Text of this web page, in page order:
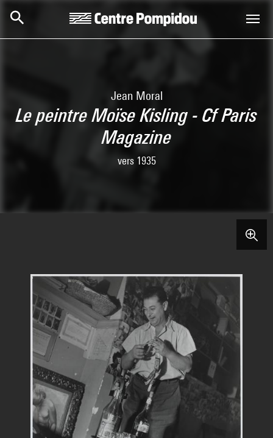
Jean Moral
Le peintre Moïse Kisling - Cf Paris
Magazine
vers 1935